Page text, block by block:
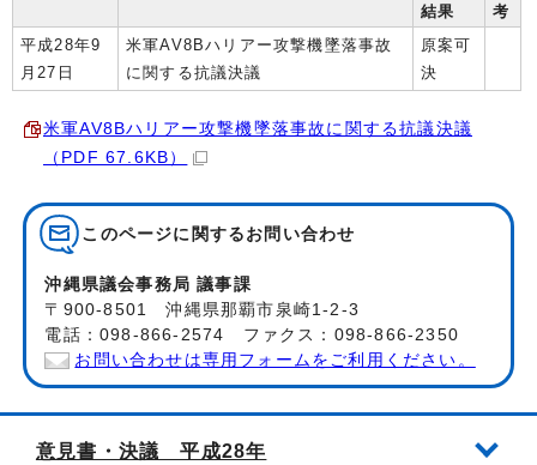
結果
考
平成28年9
月27日
米軍AV8Bハリアー攻撃機墜落事故
に関する抗議決議
原案可
決
米軍AV8Bハリアー攻撃機墜落事故に関する抗議決議
（PDF 67.6KB）
このページに関する お問い合わせ
沖縄県議会事務局 議事課
〒900-8501 沖縄県那覇市泉崎1-2-3
電話：098-866-2574 ファクス：098-866-2350
お問い合わせは専用フォームをご利用ください。
意見書・決議 平成28年